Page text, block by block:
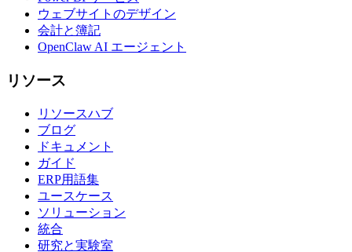
ウェブサイトのデザイン
会計と簿記
OpenClaw AI エージェント
リソース
リソースハブ
ブログ
ドキュメント
ガイド
ERP用語集
ユースケース
ソリューション
統合
研究と実験室